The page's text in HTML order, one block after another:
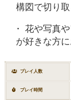
構図で切り
花や写真
が好きな方に
プレイ人数
プレイ時間